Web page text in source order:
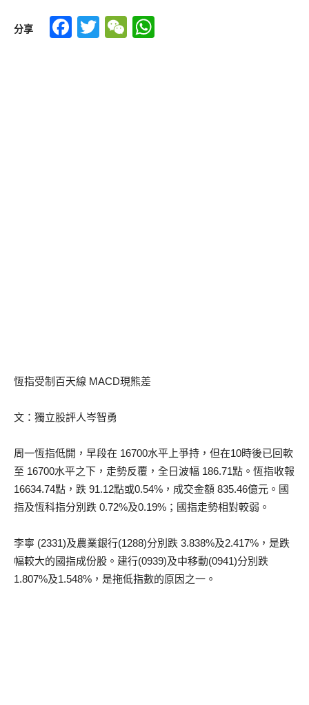
分享 Facebook
TwitterWeChat
恆指受制百天線 MACD現熊差
文：獨立股評人岑智勇
周一恆指低開，早段在 16700水平上爭持，但在10時後已回軟
至 16700水平之下，走勢反覆，全日波幅 186.71點。恆指收報
16634.74點，跌 91.12點或0.54%，成交金額 835.46億元。國
指及恆科指分別跌 0.72%及0.19%；國指走勢相對較弱。
李寧 (2331)及農業銀行(1288)分別跌 3.838%及2.417%，是跌
幅較大的國指成份股。建行(0939)及中移動(0941)分別跌
1.807%及1.548%，是拖低指數的原因之一。